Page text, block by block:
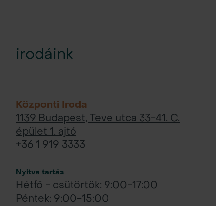
irodáink
Központi Iroda
1139 Budapest, Teve utca 33-41. C.
épület 1. ajtó
+36 1 919 3333
Nyitva tartás
Hétfő - csütörtök: 9:00-17:00
Péntek: 9:00-15:00